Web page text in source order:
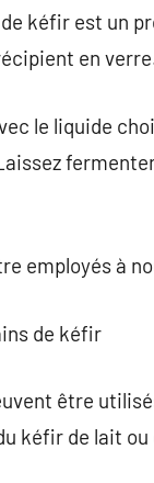
kéfir est un
en
le liquide
employés à
de kéfir
être
kéfir de lait ou